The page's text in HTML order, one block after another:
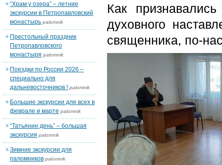
Как
духовного
священника, по-
“Храм у озера” – летние
экскурсии в Петропавловский
монастырь palomnik
Престольный праздник
Петропавловского
монастыря palomnik
Поездки по России 2026 –
специально для
дальневосточников ! palomnik
Большие экскурсии для всех в
феврале и марте palomnik
“Татьянин день” – большая
экскурсия palomnik
Зимние экскурсии для
паломников palomnik